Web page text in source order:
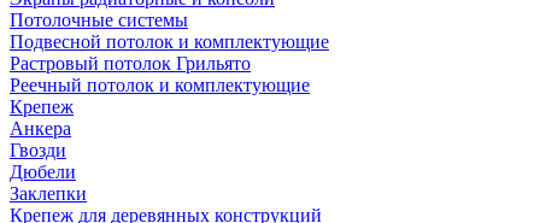
Потолочные системы
Подвесной потолок и комплектующие
Растровый потолок Грильято
Реечный потолок и комплектующие
Крепеж
Анкера
Гвозди
Дюбели
Заклепки
Крепеж для деревянных конструкций